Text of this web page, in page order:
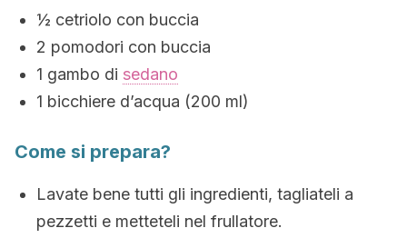
½ cetriolo con buccia
2 pomodori con buccia
1 gambo di sedano
1 bicchiere d’acqua (200 ml)
Come si prepara?
Lavate bene tutti gli ingredienti, tagliateli a
pezzetti e metteteli nel frullatore.